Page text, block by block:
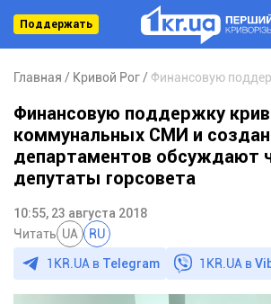
Поддержать
Главная Кривой Рог
Финансовую поддержку
коммунальных СМИ и
департаментов обсуждают
депутаты горсовета
10:55, 23 августа 2018
Читать UA RU
1KR.UA в Telegram 1KR.UA в